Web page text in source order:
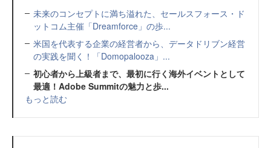
未来のコンセプトに満ち溢れた、セールスフォース・ド
ットコム主催「Dreamforce」の歩...
米国を代表する企業の経営者から、データドリブン経営
の実践を聞く！「Domopalooza」...
初心者から上級者まで、最初に行く海外イベントとして
最適！Adobe Summitの魅力と歩...
もっと読む